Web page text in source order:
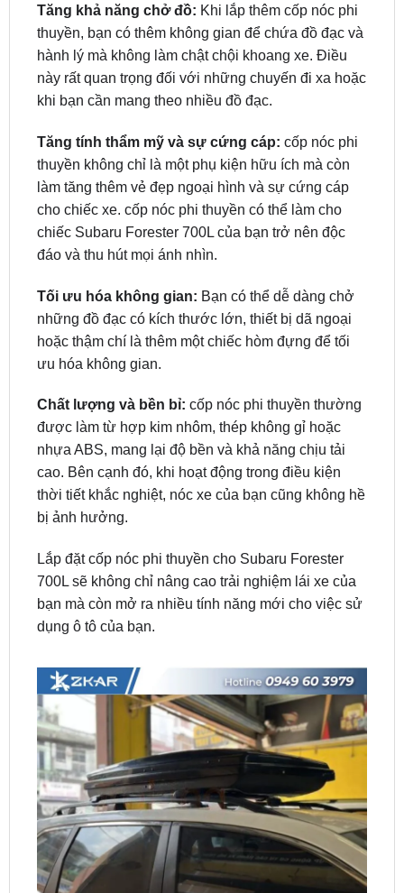
hành lý mà không làm chật chội khoang xe. Điều
này rất quan trọng đối với những chuyến đi xa hoặc
khi bạn cần mang theo nhiều đồ đạc.
Tăng tính thẩm mỹ và sự cứng cáp:
làm tăng thêm vẻ đẹp ngoại hình và sự cứng cáp
cho chiếc xe. cốp nóc phi thuyền có thể làm cho
chiếc Subaru Forester 700L của bạn trở nên độc
đáo và thu hút mọi ánh nhìn.
Tối ưu hóa không gian:Bạn có thể dễ dàng chở
hoặc thậm chí là thêm một chiếc hòm đựng để tối
ưu hóa không gian.
Chất lượng và bền bỉ:
nhựa ABS, mang lại độ bền và khả năng chịu tải
cao. Bên cạnh đó, khi hoạt động trong điều kiện
thời tiết khắc nghiệt, nóc xe của bạn cũng không hề
bị ảnh hưởng.
Lắp đặt cốp nóc phi thuyền cho Subaru Forester
bạn mà còn mở ra nhiều tính năng mới cho việc sử
dụng ô tô của bạn.